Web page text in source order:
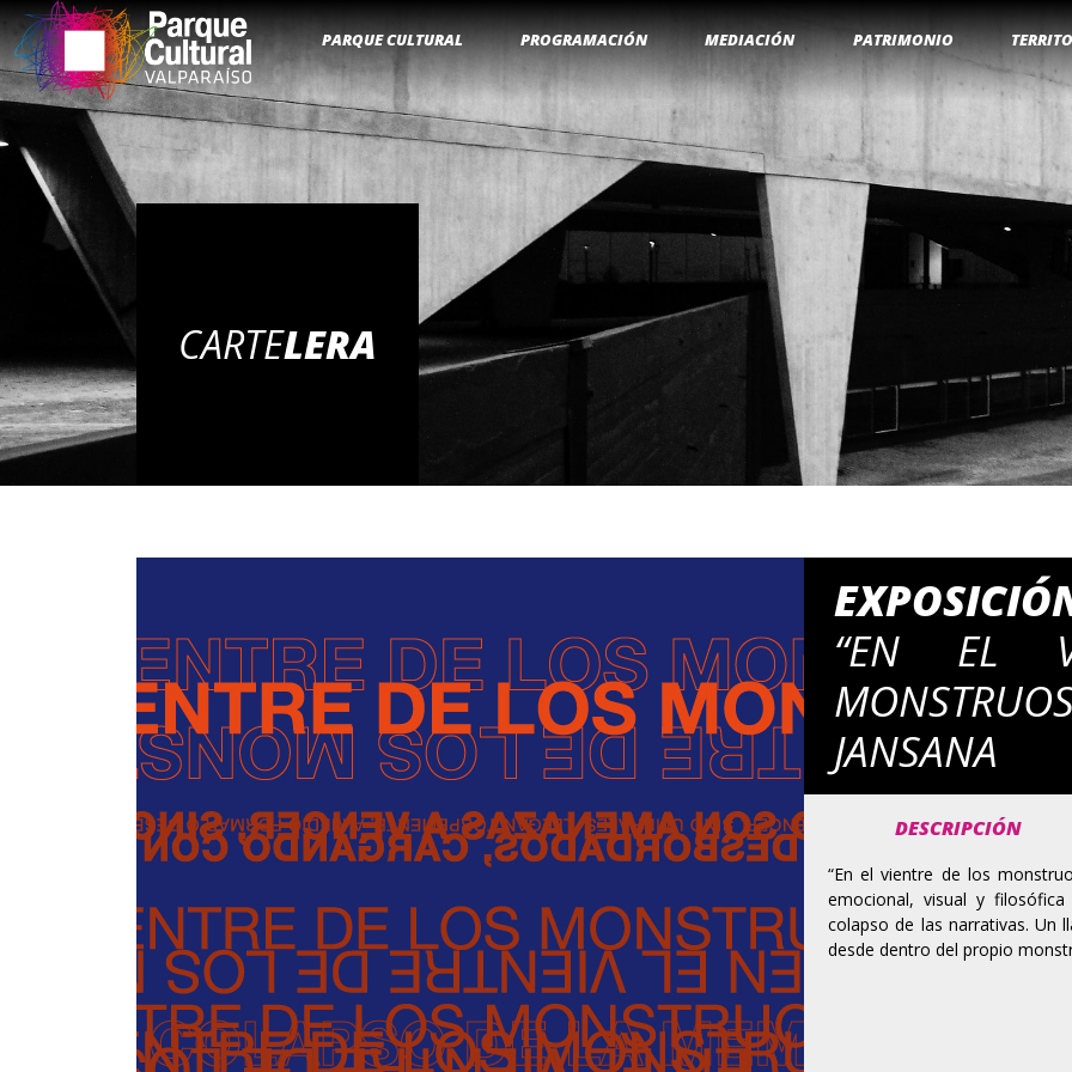
PARQUE CULTURAL PROGRAMACIÓN MEDIACIÓN PATRIMONIO
CARTELERA
“EN EL
JANSANA
DESCRIPCIÓN
“En el vientre de los
emocional, visual y
colapso de las narrativas. Un
desde dentro del propio